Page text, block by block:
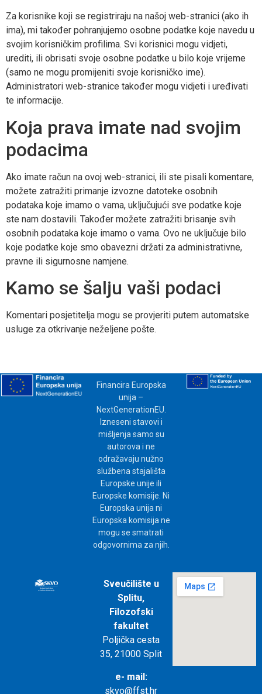
Za korisnike koji se registriraju na našoj web-stranici (ako ih
ima), mi također pohranjujemo osobne podatke koje navedu u
svojim korisničkim profilima. Svi korisnici mogu vidjeti,
urediti, ili obrisati svoje osobne podatke u bilo koje vrijeme
(samo ne mogu promijeniti svoje korisničko ime).
Administratori web-stranice također mogu vidjeti i uređivati
te informacije.
Koja prava imate nad svojim
podacima
Ako imate račun na ovoj web-stranici, ili ste pisali komentare,
možete zatražiti primanje izvozne datoteke osobnih
podataka koje imamo o vama, uključujući sve podatke koje
ste nam dostavili. Također možete zatražiti brisanje svih
osobnih podataka koje imamo o vama. Ovo ne uključuje bilo
koje podatke koje smo obavezni držati za administrativne,
pravne ili sigurnosne namjene.
Kamo se šalju vaši podaci
Komentari posjetitelja mogu se provjeriti putem automatske
usluge za otkrivanje neželjene pošte.
Financira Europska
unija –
NextGenerationEU.
Izneseni stavovi i
mišljenja samo su
autorova i ne
odražavaju nužno
službena stajališta
Europske unije ili
Europske komisije. Ni
Europska unija ni
Europska komisija ne
mogu se smatrati
odgovornima za njih.
Sveučilište u
Splitu,
Filozofski
fakultet
Poljička cesta
35, 21000 Split
e- mail:
skvo@ffst.hr